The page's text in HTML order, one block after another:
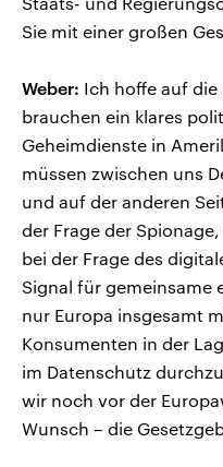
Sie mit einer großen
Weber: Ich hoffe auf die
brauchen ein klares
Geheimdienste in
müssen zwischen uns
und auf der anderen
der Frage der
bei der Frage des
Signal für gemeinsame
nur Europa insgesamt
Konsumenten in der
im Datenschutz
wir noch vor der
Wunsch – die